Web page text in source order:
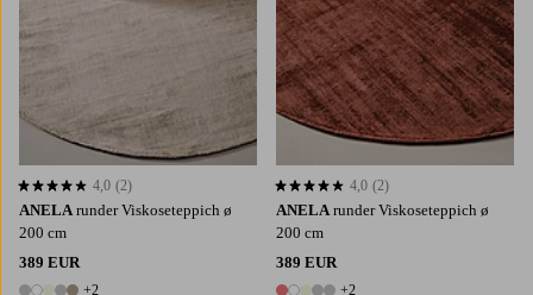
ANELA runder Viskoseteppich ø
200 cm
389 EUR
+2
4,0 basierend auf 2 Bewertungen
4,0 (2)
ANELA runder Viskoseteppich ø
200 cm
389 EUR
+2
4,0 basierend auf 2 Bewertungen
4,0 (2)